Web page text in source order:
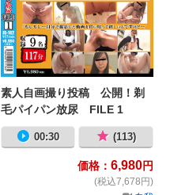
素人自画撮り投稿 公開！剃
毛パイパン放尿 FILE 1
00:30 (113)
価格： 6,980円
(税込7,678円)